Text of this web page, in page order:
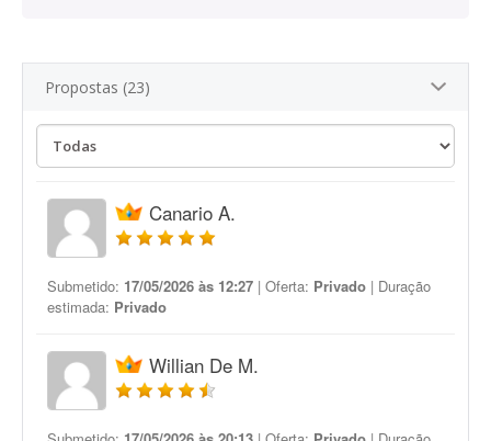
Propostas (23)
Canario A.
Submetido: 17/05/2026 às 12:27 | Oferta: Privado | Duração
estimada: Privado
Willian De M.